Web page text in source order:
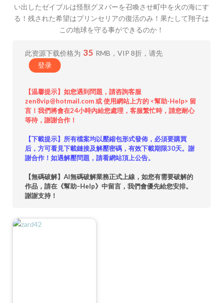
い出したゼイブルは怪獣グヌバーを召喚させ町中を火の海にす
る！残された希望はプリンセリアの復活のみ！果たして翔子は
この地球を守る事ができるのか！
此资源下载价格为 35 RMB，VIP 8折，请先
登录
【温馨提示】如您遇到問題，請咨詢客服
zen8vip@hotmail.com 或 使用網站上方的 <幫助-Help> 留
言！我們將會在24小時內給您處理，客服繁忙時，請您耐心
等待，謝謝合作！
【下載提示】所有檔案均以壓縮包形式發佈，必須要購買
后，方可看見下載鏈接及解壓密碼，有效下載期限30天。謝
謝合作！如遇解壓問題，請看網站頂上公告。
【無碼破解】AI無碼破解業務正式上線，如您有需要破解的
作品，請在《幫助–Help》中留言，我們會優先給您安排。
謝謝支持！